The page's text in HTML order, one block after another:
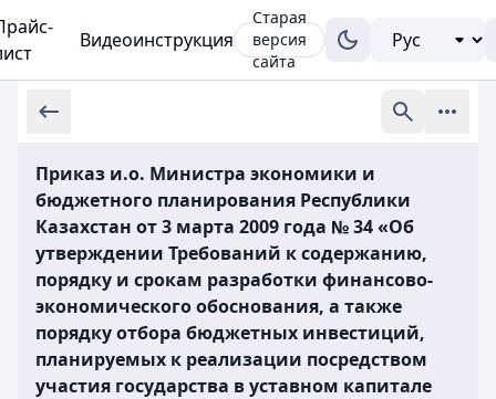
Видеоинструкция
Старая
версия
сайта
Приказ и.о. Министра экономики и
бюджетного планирования Республики
Казахстан от 3 марта 2009 года № 34 «Об
утверждении Требований к содержанию,
порядку и срокам разработки финансово-
экономического обоснования, а также
порядку отбора бюджетных инвестиций,
планируемых к реализации посредством
участия государства в уставном капитале